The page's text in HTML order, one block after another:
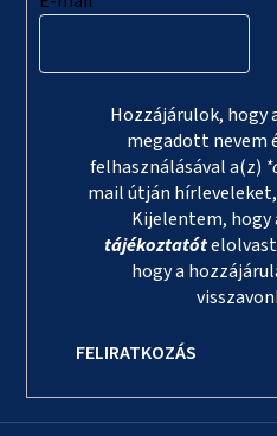
Hozzájárulok,
megadott nevem
felhasználásával a(z)
mail útján
Kijelentem, hogy
tájékoztatót
hogy a
FELIRATKOZÁS